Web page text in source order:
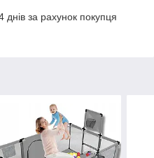
за рахунок покупця